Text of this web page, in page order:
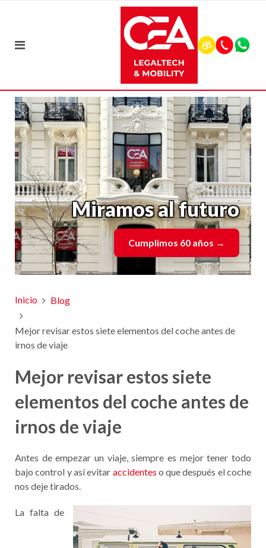
Miramos al futuro
Cumplimos 60 años →
Inicio Blog
Mejor revisar estos siete elementos del coche antes de
irnos de viaje
Mejor revisar estos siete
elementos del coche antes de
irnos de viaje
Antes de empezar un viaje, siempre es mejor tener todo
bajo control y así evitar accidentes o que después el coche
nos deje tirados.
La falta de